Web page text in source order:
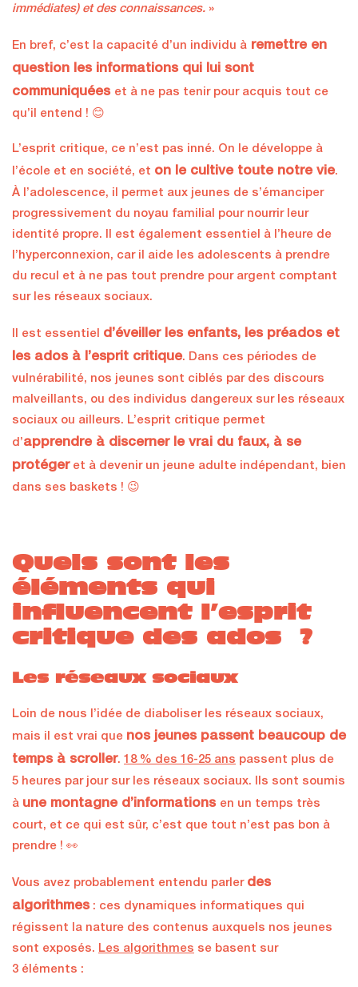
immédiates) et des connaissances. »
En bref, c’est la capacité d’un individu à remettre en
question les informations qui lui sont
communiquées et à ne pas tenir pour acquis tout ce
qu’il entend ! 😊
L’esprit critique, ce n’est pas inné. On le développe à
l’école et en société, et on le cultive toute notre vie.
À l’adolescence, il permet aux jeunes de s’émanciper
progressivement du noyau familial pour nourrir leur
identité propre. Il est également essentiel à l’heure de
l’hyperconnexion, car il aide les adolescents à prendre
du recul et à ne pas tout prendre pour argent comptant
sur les réseaux sociaux.
Il est essentiel d’éveiller les enfants, les préados et
les ados à l’esprit critique. Dans ces périodes de
vulnérabilité, nos jeunes sont ciblés par des discours
malveillants, ou des individus dangereux sur les réseaux
sociaux ou ailleurs. L’esprit critique permet
d’apprendre à discerner le vrai du faux, à se
protégeret à devenir un jeune adulte indépendant, bien
dans ses baskets ! 😉
Quels sont les
éléments qui
influencent l’esprit
critique des ados ?
Les réseaux sociaux
Loin de nous l’idée de diaboliser les réseaux sociaux,
mais il est vrai que nos jeunes passent beaucoup de
temps à scroller. 18 % des 16-25 ans passent plus de
5 heures par jour sur les réseaux sociaux. Ils sont soumis
à une montagne d’informations en un temps très
court, et ce qui est sûr, c’est que tout n’est pas bon à
prendre ! 👀
Vous avez probablement entendu parler des
algorithmes : ces dynamiques informatiques qui
régissent la nature des contenus auxquels nos jeunes
sont exposés. Les algorithmes se basent sur
3 éléments :